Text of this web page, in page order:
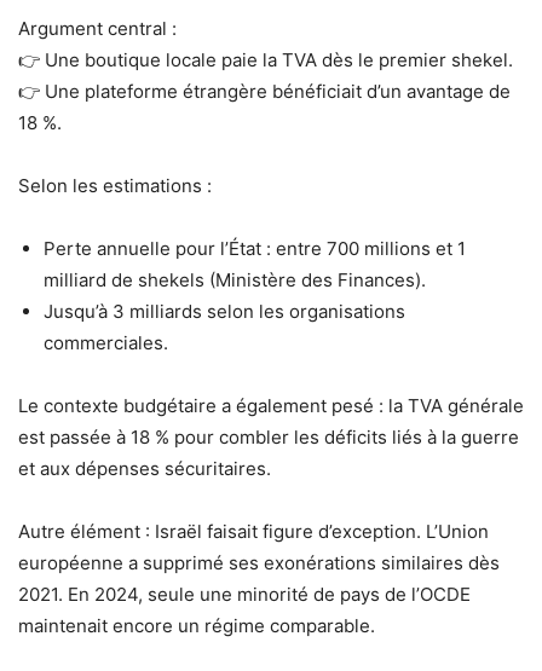
Argument central :
👉 Une boutique locale paie la TVA dès le premier shekel.
👉 Une plateforme étrangère bénéficiait d’un avantage de
18 %.
Selon les estimations :
Perte annuelle pour l’État : entre 700 millions et 1
milliard de shekels (Ministère des Finances).
Jusqu’à 3 milliards selon les organisations
commerciales.
Le contexte budgétaire a également pesé : la TVA générale
est passée à 18 % pour combler les déficits liés à la guerre
et aux dépenses sécuritaires.
Autre élément : Israël faisait figure d’exception. L’Union
européenne a supprimé ses exonérations similaires dès
2021. En 2024, seule une minorité de pays de l’OCDE
maintenait encore un régime comparable.